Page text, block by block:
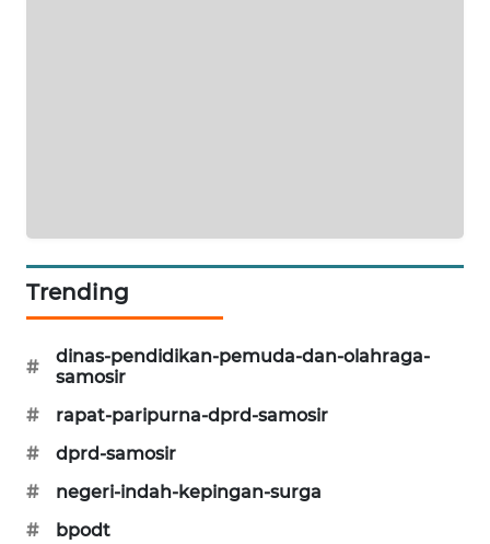
Trending
#
dinas-pendidikan-pemuda-dan-olahraga-
samosir
#
rapat-paripurna-dprd-samosir
#
dprd-samosir
#
negeri-indah-kepingan-surga
#
bpodt